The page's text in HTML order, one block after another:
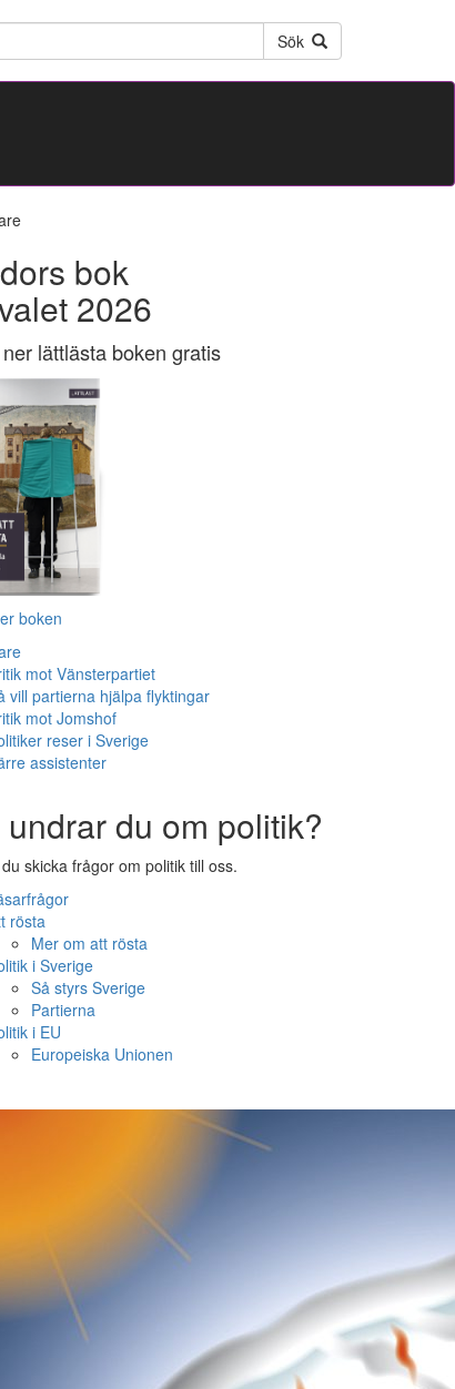
Sök
bok
2026
lättlästa boken gratis
boken
mot Vänsterpartiet
vill partierna hjälpa flyktingar
mot Jomshof
reser i Sverige
assistenter
undrar du om politik?
skicka frågor om politik till oss.
rösta
Mer om att rösta
i Sverige
Så styrs Sverige
Partierna
i EU
Europeiska Unionen